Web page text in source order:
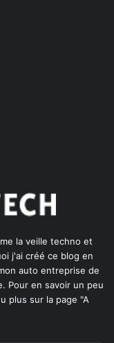
la veille techno et
j'ai créé ce blog en
auto entreprise de
. Pour en savoir un peu
plus sur la page "A